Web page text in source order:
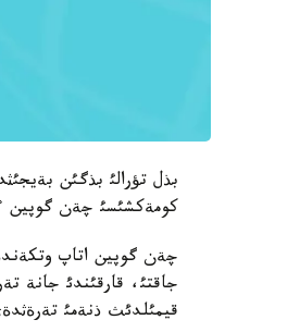
بذل تؤرالئ بذگئن
كومةكشئسئ چةن گوپين
چةن گوپين اتاپ
جاقتئ، قارقئندئ جانة
قيمئلدئث ذنةمئ